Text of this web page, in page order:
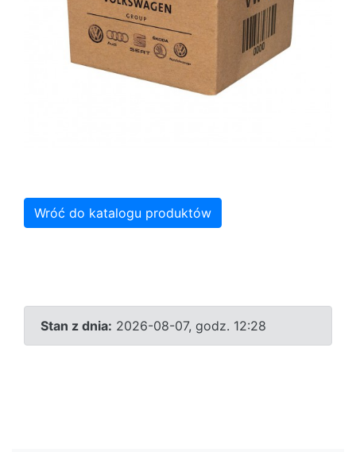
Wróć do katalogu produktów
Stan z dnia: 2026-08-07, godz. 12:28